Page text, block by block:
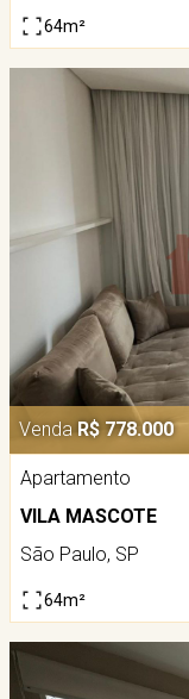
64m²
Venda R$ 778.000
Apartamento
VILA MASCOTE
São Paulo, SP
64m²